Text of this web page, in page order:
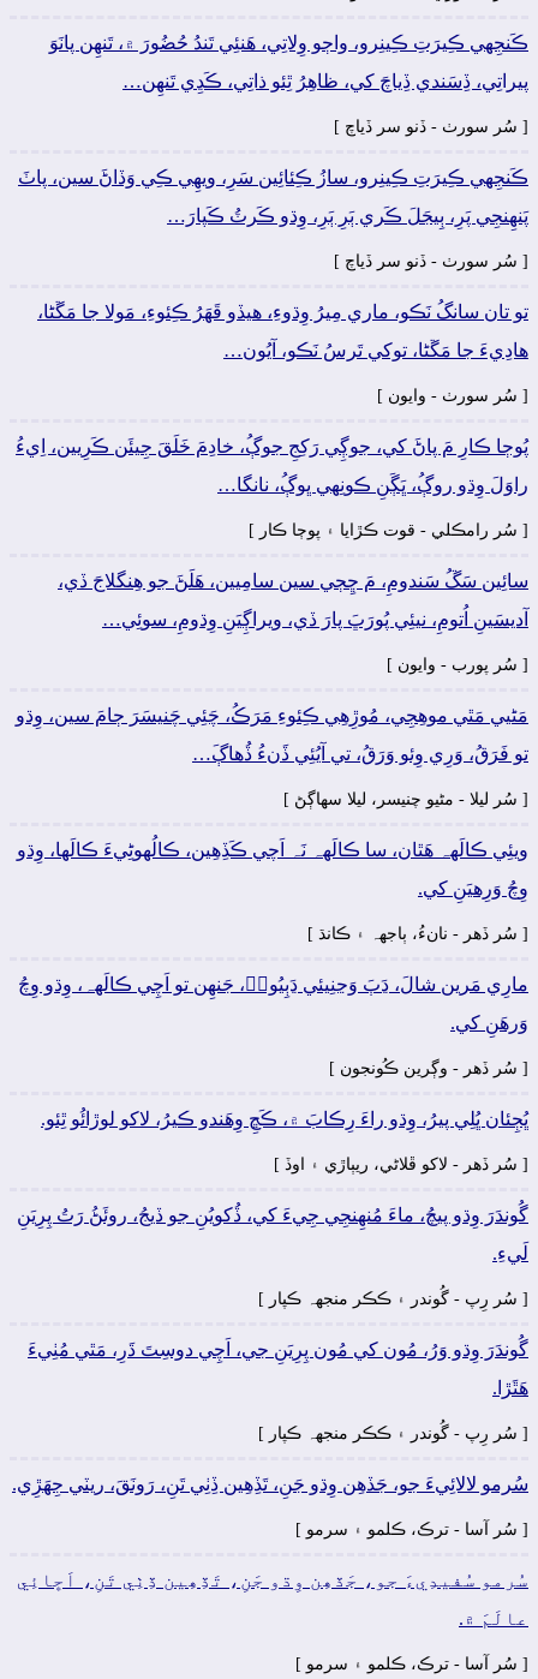
ڪَنجِهي ڪِيرَتِ ڪِينِرو، واڄو وِلاتِي، ھَنئِي تَندُ حُضُورَ ۾، تَنھِن پانَوَ
پيراتِي، ڏِسَندي ڏِياچَ کي، ظاھِرُ ٿِئو ذاتِي، ڪَڍِي تَنھِن…
[ سُر سورٺ - ڏنو سر ڏياچ ]
ڪَنجِهي ڪِيرَتِ ڪِينِرو، سازُ ڪِئائِين سَرِ، ويھِي ڪِي وَڏاڻَ سين، پاٺَ
پَنھِنجِي پَرِ، ٻِيجَلَ ڪَري ٻَرِ ٻَرِ، وِڌو ڪَرٽُ ڪَپارَ…
[ سُر سورٺ - ڏنو سر ڏياچ ]
تو تان سانگُ نَڪو، ماري مِيرُ وِڌوءِ، ھيڏو قَھَرُ ڪِئوءِ، مَولا جا مَڱڻا،
ھادِيءَ جا مَڱڻا، توکي تَرسُ نَڪو، آيُون…
[ سُر سورٺ - وايون ]
پُوڄا ڪارِ مَ پاڻَ کي، جوڳِي رَکِجِ جوڳُ، خادِمَ خَلَقَ جِيئَن ڪَرِيين، اِيءُ
راوَلَ وِڌو روڳُ، ڀَڳَنِ ڪونِهي ڀوڳُ، نانگا…
[ سُر رامڪلي - قوت ڪڙايا ۽ پوڄا ڪار ]
سائِين سَڱُ سَندومِ، مَ ڇِڄي سين سامِيين، ھَلَڻَ جو ھِنگلاجَ ڏي،
آديسَينِ اُتومِ، نيئِي پُورَڀَ پارَ ڏي، ويراڳِيَنِ وِڌومِ، سوئِي…
[ سُر پورب - وايون ]
مَڻيي مَٿي موھِجِي، مُوڙِھِي ڪِئوءِ مَرَڪُ، چَئِي چَنيسَرَ ڄامَ سين، وِڌو
تو فَرَقُ، وَرِي وِئو وَرَقُ، تي آيُئِي ڏَنءُ ڏُھاڳَ…
[ سُر ليلا - مڻيو چنيسر، ليلا سھاڳڻ ]
ويئِي ڪالَهہ ھَٿان، سا ڪالَهہ نَہ اَچي ڪَڏِھِين، ڪالُهوڻِيءَ ڪالَها، وِڌو
وِچُ وَرِھيَنِ کي.
[ سُر ڏھر - نانءُ، ٻاجهہ ۽ ڪانڌ ]
مارِي مَرين شالَ، ڍَٻَ وَڃنِيئي ڍَٻِيُونۡ، جَنھِن تو اَچِي ڪالَهہ، وِڌو وِچُ
وَرھَنِ کي.
[ سُر ڏھر - وڳرين ڪُونجون ]
ڀُڄِئان ڀُلِي پيرُ، وِڌو راءَ رِڪابَ ۾، ڪَڇِ وِھَندو ڪيرُ، لاکو لوڙائُو ٿِئو.
[ سُر ڏھر - لاکو ڦلاڻي، ريٻاڙي ۽ اوڏ ]
گُوندَرَ وِڌو پيچُ، ماءَ مُنھِنجِي جِيءَ کي، ڏُکويُنِ جو ڏيجُ، روئَڻُ رَتُ پِرِيَنِ
لَيءِ.
[ سُر رِپ - گُوندر ۽ ڪڪر منجهہ ڪپار ]
گُوندَرَ وِڌو وَرُ، مُون کي مُون پِرِيَنِ جي، اَچِي دوسِتَ ڌَرِ، مَٿي مُٺِيءَ
ھَٿَڙا.
[ سُر رِپ - گُوندر ۽ ڪڪر منجهہ ڪپار ]
سُرمو لالائِيءَ جو، جَڏھِن وِڌو جَنِ، تَڏِھِين ڏِٺِي تَنِ، رَونَقَ، ريٽي جِھَڙِي.
[ سُر آسا - ترڪ، ڪلمو ۽ سرمو ]
سُرمو سُفيدِيءَ جو، جَڏھِن وِڌو جَنِ، تَڏِھِين ڏِٺِي تَنِ، اَڇائِي
عالَمَ ۾.
[ سُر آسا - ترڪ، ڪلمو ۽ سرمو ]